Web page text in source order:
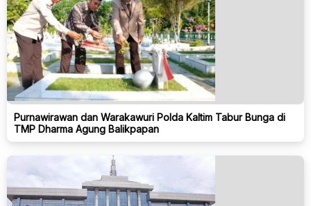
Purnawirawan dan Warakawuri Polda Kaltim Tabur Bunga di
TMP Dharma Agung Balikpapan